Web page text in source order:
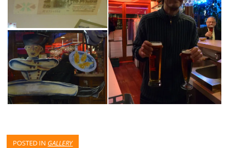
POSTED IN GALLERY